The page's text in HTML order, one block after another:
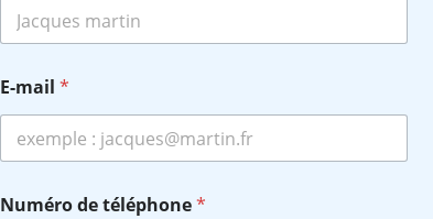
E-mail*
Numéro de téléphone*